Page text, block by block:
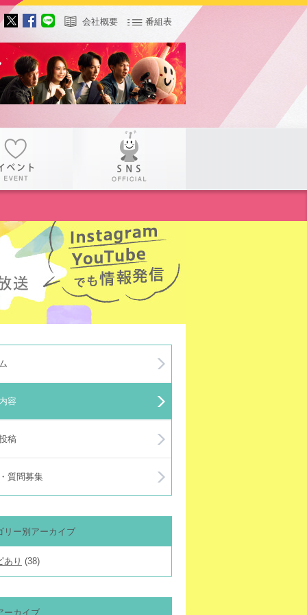
会社概要 番組表
容
稿
質問募集
リー別アーカイブ
あり (38)
ーカイブ